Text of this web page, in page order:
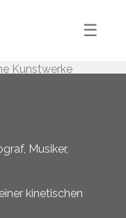
☰
Musiker,
kinetischen